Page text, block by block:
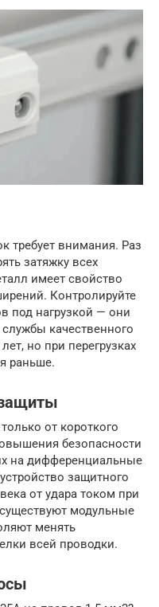
требует внимания. Раз
затяжку всех
имеет свойство
Контролируйте
под нагрузкой — они
качественного
но при перегрузках
раньше.
от короткого
безопасности
на дифференциальные
защитного
от удара током при
модульные
менять
всей проводки.